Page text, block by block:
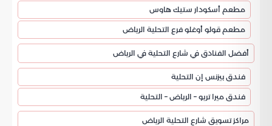
مطعم أسكودار ستيك هاوس
مطعم قولو أوغلو فرع التحلية الرياض
أفضل الفنادق في شارع التحلية في الرياض
فندق بيزنس إن التحلية
فندق ميرا تريو – الرياض – التحلية
مراكز تسويق شارع التحلية الرياض